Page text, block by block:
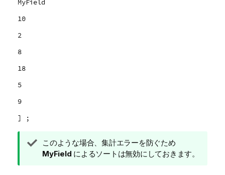
10
2
8
18
5
9
] ;
ヒ
ン
このような場合、集計エラーを防ぐため
MyField によるソートは無効にしておきます。